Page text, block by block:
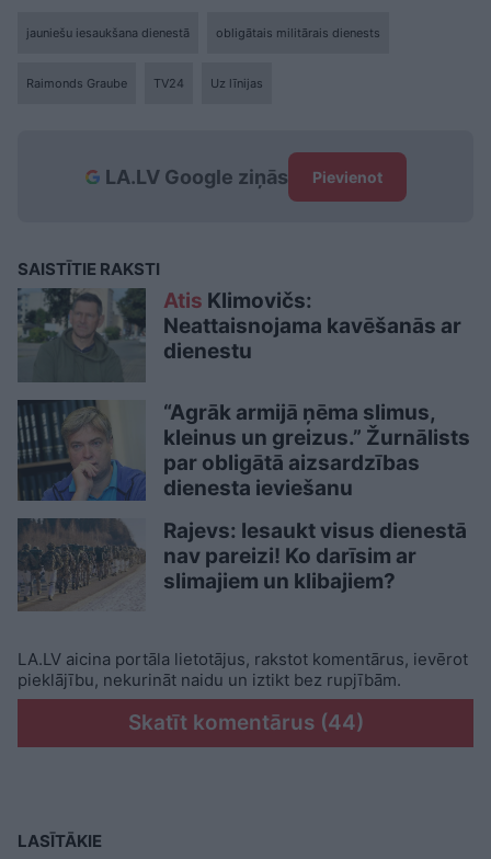
jauniešu iesaukšana dienestā obligātais militārais dienests
Raimonds Graube TV24 Uz līnijas
LA.LV Google ziņās Pievienot
SAISTĪTIE RAKSTI
Atis Klimovičs:
Neattaisnojama kavēšanās ar
dienestu
“Agrāk armijā ņēma slimus,
kleinus un greizus.” Žurnālists
par obligātā aizsardzības
dienesta ieviešanu
Rajevs: Iesaukt visus dienestā
nav pareizi! Ko darīsim ar
slimajiem un klibajiem?
LA.LV aicina portāla lietotājus, rakstot komentārus, ievērot
pieklājību, nekurināt naidu un iztikt bez rupjībām.
Skatīt komentārus (44)
LASĪTĀKIE